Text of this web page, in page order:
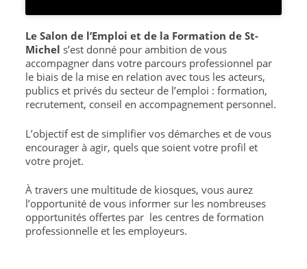
Le Salon de l’Emploi et de la Formation de St-
Michel s’est donné pour ambition de vous
accompagner dans votre parcours professionnel par
le biais de la mise en relation avec tous les acteurs,
publics et privés du secteur de l’emploi : formation,
recrutement, conseil en accompagnement personnel.
L’objectif est de simplifier vos démarches et de vous
encourager à agir, quels que soient votre profil et
votre projet.
À travers une multitude de kiosques, vous aurez
l’opportunité de vous informer sur les nombreuses
opportunités offertes par les centres de formation
professionnelle et les employeurs.